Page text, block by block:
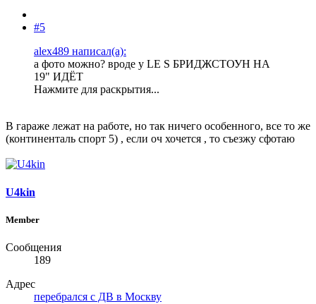
#5
alex489 написал(а):
а фото можно? вроде у LE S БРИДЖСТОУН НА
19" ИДЁТ
Нажмите для раскрытия...
В гараже лежат на работе, но так ничего особенного, все то же
(континенталь спорт 5) , если оч хочется , то съезжу сфотаю
U4kin
Member
Сообщения
189
Адрес
перебрался с ДВ в Москву